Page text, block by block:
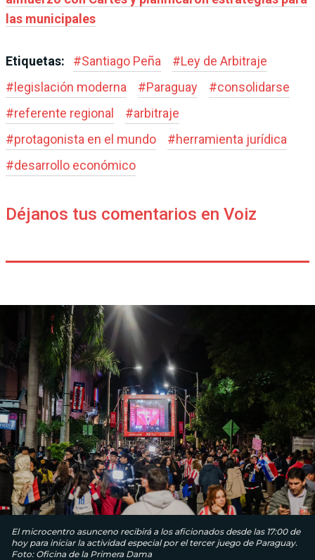
las municipales
Etiquetas: #Santiago Peña #Ley de Arbitraje
# legislación moderna #Paraguay #consolidarse
#referente regional #arbitraje
#protagonista en el mundo #herramienta jurídica
#desarrollo económico
Déjanos tus comentarios en Voiz
El microcentro asunceno recibirá a los aficionados desde las 17:00 de
hoy para iniciar la actividad especial por el tercer juego de Paraguay.
Foto: Oficina de la Primera Dama